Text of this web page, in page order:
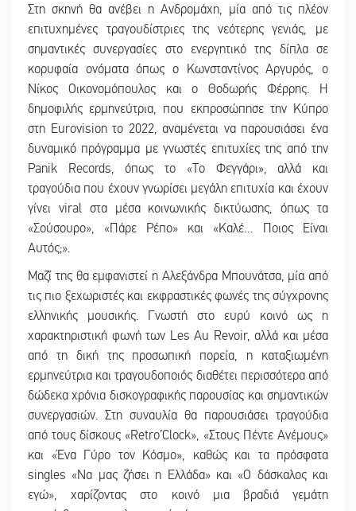
Στη σκηνή θα ανέβει η Ανδρομάχη, μία από τις πλέον
επιτυχημένες τραγουδίστριες της νεότερης γενιάς, με
σημαντικές συνεργασίες στο ενεργητικό της δίπλα σε
κορυφαία ονόματα όπως ο Κωνσταντίνος Αργυρός, ο
Νίκος Οικονομόπουλος και ο Θοδωρής Φέρρης. Η
δημοφιλής ερμηνεύτρια, που εκπροσώπησε την Κύπρο
στη Eurovision το 2022, αναμένεται να παρουσιάσει ένα
δυναμικό πρόγραμμα με γνωστές επιτυχίες της από την
Panik Records, όπως το «Το Φεγγάρι», αλλά και
τραγούδια που έχουν γνωρίσει μεγάλη επιτυχία και έχουν
γίνει viral στα μέσα κοινωνικής δικτύωσης, όπως τα
«Σούσουρο», «Πάρε Ρέπο» και «Καλέ… Ποιος Είναι
Αυτός;».
Μαζί της θα εμφανιστεί η Αλεξάνδρα Μπουνάτσα, μία από
τις πιο ξεχωριστές και εκφραστικές φωνές της σύγχρονης
ελληνικής μουσικής. Γνωστή στο ευρύ κοινό ως η
χαρακτηριστική φωνή των Les Au Revoir, αλλά και μέσα
από τη δική της προσωπική πορεία, η καταξιωμένη
ερμηνεύτρια και τραγουδοποιός διαθέτει περισσότερα από
δώδεκα χρόνια δισκογραφικής παρουσίας και σημαντικών
συνεργασιών. Στη συναυλία θα παρουσιάσει τραγούδια
από τους δίσκους «Retro’Clock», «Στους Πέντε Ανέμους»
και «Ένα Γύρο τον Κόσμο», καθώς και τα πρόσφατα
singles «Να μας ζήσει η Ελλάδα» και «Ο δάσκαλος και
εγώ», χαρίζοντας στο κοινό μια βραδιά γεμάτη